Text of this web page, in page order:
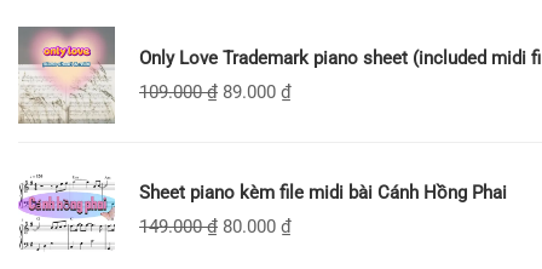
Only Love Trademark piano sheet (included midi
109.000₫ 89.000 ₫
Sheet piano kèm file midi bài Cánh Hồng Phai
149.000₫ 80.000 ₫